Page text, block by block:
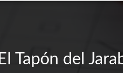
El Tapón del